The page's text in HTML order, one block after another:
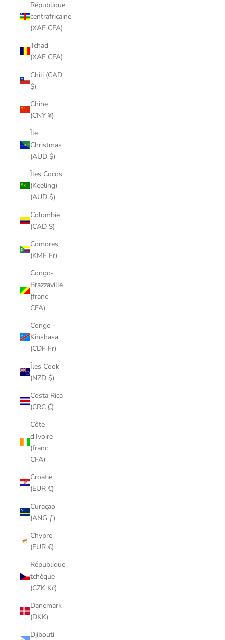
République
centrafricaine
(XAF CFA)
Tchad
(XAF CFA)
Chili (CAD
$)
Chine
(CNY ¥)
Île
Christmas
(AUD $)
Îles Cocos
(Keeling)
(AUD $)
Colombie
(CAD $)
Comores
(KMF Fr)
Congo-
Brazzaville
(franc
CFA)
Congo -
Kinshasa
(CDF Fr)
Îles Cook
(NZD $)
Costa Rica
(CRC ₡)
Côte
d'Ivoire
(franc
CFA)
Croatie
(EUR €)
Curaçao
(ANG ƒ)
Chypre
(EUR €)
République
tchèque
(CZK Kč)
Danemark
(DKK)
Djibouti